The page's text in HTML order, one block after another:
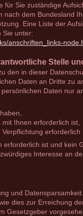
für Sie zuständige
nach dem Bundesland
Eine Liste der
Sie unter:
anschriften_links-
Stelle
den in dieser
Daten an Dritte zu
Daten nur
Ihnen erforderlich ist,
erforderlich
erforderlich ist und kein
Interesse an
und
dies zur Erreichung
Gesetzgeber